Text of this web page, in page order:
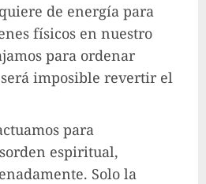
de energía para
físicos en nuestro
para ordenar
imposible revertir el
para
espiritual,
Solo la